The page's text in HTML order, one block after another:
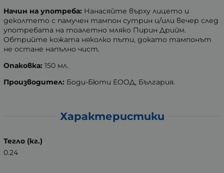
Начин на употреба: Нанасяйте върху лицето и
деколтето с памучен тампон сутрин и/или вечер след
употребата на тоалетно мляко Пирин Дрийм.
Обтрийте кожата няколко пъти, докато тампонът
не остане напълно чист.
Опаковка: 150 мл.
Производител: Боди-Бюти ЕООД, България.
Характеристики
Тегло (кг.)
0.24